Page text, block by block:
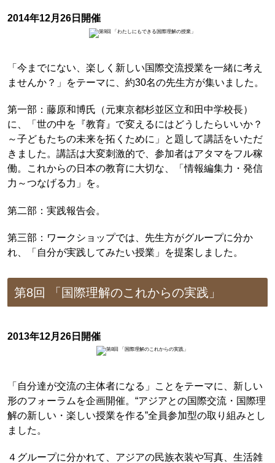
2014年12月26日開催
「今までにない、楽しく新しい国際交流授業を一緒に考え
ませんか？」をテーマに、約30名の先生方が集いました。
第一部：藤原和博氏（元東京都杉並区立和田中学校長）
に、「世の中を『教育』で変えるにはどうしたらいいか？
～子どもたちの未来を拓くために」と題して講話をいただ
きました。講話は大変刺激的で、参加者はアタマをフル稼
働。これからの日本の教育に大切な、「情報編集力・発信
力～つなげる力」を。
第二部：実践報告会。
第三部：ワークショップでは、先生方がグループに分か
れ、「自分が実践してみたい授業」を提案しました。
第8回 「国際理解のこれからの実践」
2013年12月26日開催
「自分達が交流の主体者になる」ことをテーマに、新しい
形のフォーラムを企画開催。“アジアとの国際交流・国際理
解の新しい・楽しい授業を作る”全員参加型の取り組みとし
ました。
４グループに分かれて、アジアの民族衣装や写真、生活雑